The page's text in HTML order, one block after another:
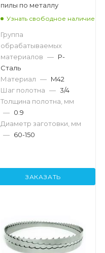
пилы по металлу
Узнать свободное наличие
Группа
обрабатываемых
материалов — P-
Сталь
Материал — M42
Шаг полотна — 3/4
Толщина полотна, мм
— 0.9
Диаметр заготовки, мм
— 60-150
ЗАКАЗАТЬ